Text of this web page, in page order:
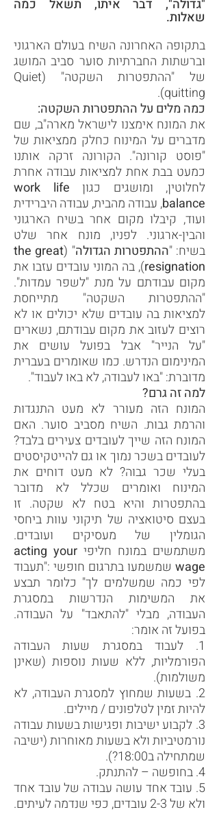
"גדולה", דבר איתו, תשאל כמה
שאלות.
בתקופה האחרונה השיח בעולם הארגוני
וברשתות החברתיות סוער סביב המושג
של "ההתפטרות השקטה" (Quiet
quitting).
כמה מלים על ההתפטרות השקטה:
את המונח אימצנו לישראל מארה"ב, שם
מדברים על המינוח כחלק ממציאות של
"פוסט קורונה". הקורונה זרקה אותנו
כמעט בבת אחת למציאות עבודה אחרת
לחלוטין, ומושגים כגון work life
balance, עבודה מהבית, עבודה היברידית
ועוד, קיבלו מקום אחר בשיח הארגוני
והבין-ארגוני. לפניו, מונח אחר שלט
בשיח: "ההתפטרות הגדולה" (
the great
resignation), בה המוני עובדים עזבו את
מקום עבודתם על מנת "לשפר עמדות".
"ההתפטרות השקטה" מתייחסת
למציאות בה עובדים שלא יכולים או לא
רוצים לעזוב את מקום עבודתם, נשארים
"על הנייר" אבל בפועל עושים את
המינימום הנדרש. כמו שאומרים בעברית
מדוברת: "באו לעבודה, לא באו לעבוד".
למה זה גרם?
המונח הזה מעורר לא מעט התנגדות
והרמת גבות. השיח מסביב סוער. האם
המונח הזה שייך לעובדים צעירים בלבד?
לעובדים בשכר נמוך או גם להייטקיסטים
בעלי שכר גבוה? לא מעט דוחים את
המינוח ואומרים שכלל לא מדובר
בהתפטרות והיא בטח לא שקטה. זו
בעצם סיטואציה של תיקוני עוות ביחסי
הגומלין של מעסיקים ועובדים.
משתמשים במונח חליפי acting your
wage שמשמעו בתרגום חופשי :"תעבוד
לפי כמה שמשלמים לך" כלומר תבצע
את המשימות הנדרשות במסגרת
העבודה, מבלי "להתאבד" על העבודה.
בפועל זה אומר:
1. לעבוד במסגרת שעות העבודה
הפורמליות, ללא שעות נוספות (שאינן
משולמות).
2. בשעות שמחוץ למסגרת העבודה, לא
להיות זמין לטלפונים / מיילים.
3. לקבוע ישיבות ופגישות בשעות עבודה
נורמטיביות ולא בשעות מאוחרות (ישיבה
שמתחילה ב18:00?).
4. בחופשה – להתנתק.
5. עובד אחד עושה עבודה של עובד אחד
ולא של 2-3 עובדים, כפי שנדמה לעיתים.